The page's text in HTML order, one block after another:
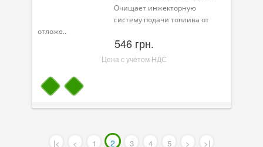
Очищает инжекторную
систему подачи топлива от
отложе..
546 грн.
Цена с учётом НДС
|< < 1 2 3 4 5 > >|